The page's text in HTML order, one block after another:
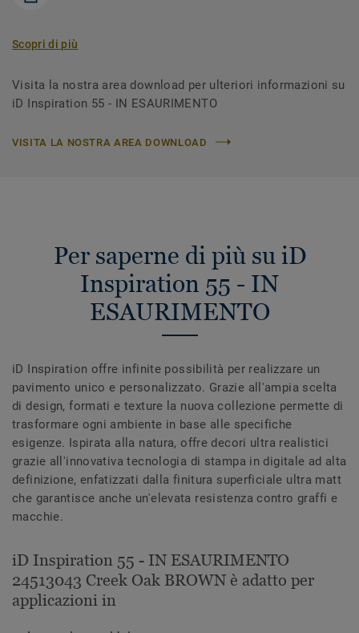
Scopri di più
Visita la nostra area download per ulteriori informazioni su
iD Inspiration 55 - IN ESAURIMENTO
VISITA LA NOSTRA AREA DOWNLOAD
Per saperne di più su iD
Inspiration 55 - IN
ESAURIMENTO
iD Inspiration offre infinite possibilità per realizzare un
pavimento unico e personalizzato. Grazie all'ampia scelta
di design, formati e texture la nuova collezione permette di
trasformare ogni ambiente in base alle specifiche
esigenze. Ispirata alla natura, offre decori ultra realistici
grazie all'innovativa tecnologia di stampa in digitale ad alta
definizione, enfatizzati dalla finitura superficiale ultra matt
che garantisce anche un'elevata resistenza contro graffi e
macchie.
iD Inspiration 55 - IN ESAURIMENTO
24513043 Creek Oak BROWN è adatto per
applicazioni in